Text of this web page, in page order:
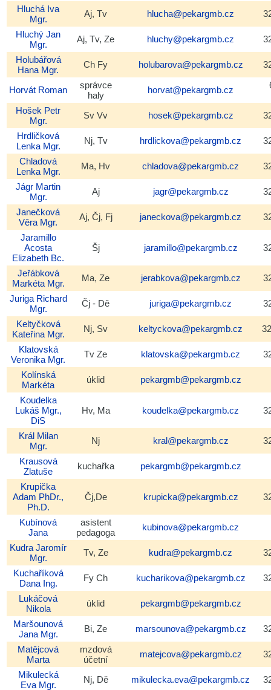
Hluchá Iva
Mgr.
Aj, Tv hlucha@pekargmb.cz
Hluchý Jan
Mgr.
Aj, Tv, Ze hluchy@pekargmb.cz
Holubářová
Hana Mgr.
Ch Fy holubarova@pekargmb.cz
Horvát Roman
správce
haly
horvat@pekargmb.cz
Hošek Petr
Mgr.
Sv Vv hosek@pekargmb.cz
Hrdličková
Lenka Mgr.
Nj, Tv hrdlickova@pekargmb.cz
Chladová
Lenka Mgr.
Ma, Hv chladova@pekargmb.cz
Jágr Martin
Mgr.
Aj jagr@pekargmb.cz
Janečková
Věra Mgr.
Aj, Čj, Fj janeckova@pekargmb.cz
Jaramillo
Acosta
Elizabeth Bc.
Šj jaramillo@pekargmb.cz
Jeřábková
Markéta Mgr.
Ma, Ze jerabkova@pekargmb.cz
Juriga Richard
Mgr.
Čj - Dě juriga@pekargmb.cz
Keltyčková
Kateřina Mgr.
Nj, Sv keltyckova@pekargmb.cz
Klatovská
Veronika Mgr.
Tv Ze klatovska@pekargmb.cz
Kolínská
Markéta
úklid
pekargmb@pekargmb.cz
Koudelka
Lukáš Mgr.,
DiS
Hv, Ma koudelka@pekargmb.cz
Král Milan
Mgr.
Nj kral@pekargmb.cz
Krausová
Zlatuše
kuchařka
pekargmb@pekargmb.cz
Krupička
Adam PhDr.,
Ph.D.
Čj,De krupicka@pekargmb.cz
Kubínová
Jana
asistent
pedagoga
kubinova@pekargmb.cz
Kudra Jaromír
Mgr.
Tv, Ze kudra@pekargmb.cz
Kuchaříková
Dana Ing.
Fy Ch kucharikova@pekargmb.cz
Lukáčová
Nikola
úklid
pekargmb@pekargmb.cz
Maršounová
Jana Mgr.
Bi, Ze marsounova@pekargmb.cz
Matějcová
Marta
mzdová
účetní
matejcova@pekargmb.cz
Mikulecká
Eva Mgr.
Nj, Dě mikulecka.eva@pekargmb.cz